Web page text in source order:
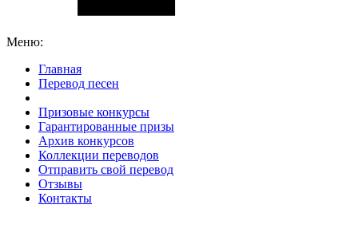
Меню:
Главная
Перевод песен
Призовые конкурсы
Гарантированные призы
Архив конкурсов
Коллекции переводов
Отправить свой перевод
Отзывы
Контакты